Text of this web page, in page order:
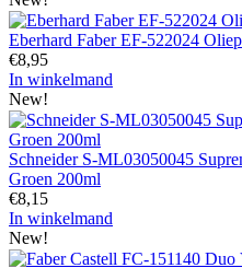
Eberhard Faber EF-522024
€8,95
In winkelmand
New!
Schneider S-ML03050045
Groen 200ml
€8,15
In winkelmand
New!